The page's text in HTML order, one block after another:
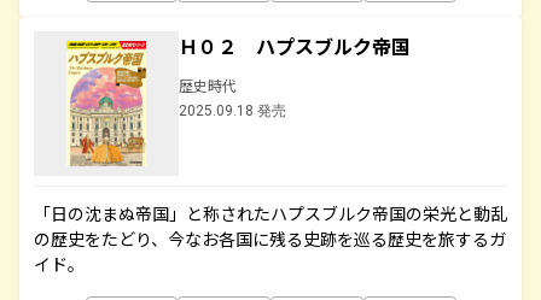
Ｈ０２ ハプスブルク帝国
歴史時代
2025.09.18 発売
「日の沈まぬ帝国」と称されたハプスブルク帝国の栄光と動乱
の歴史をたどり、今なお各国に残る史跡を巡る歴史を旅するガ
イド。